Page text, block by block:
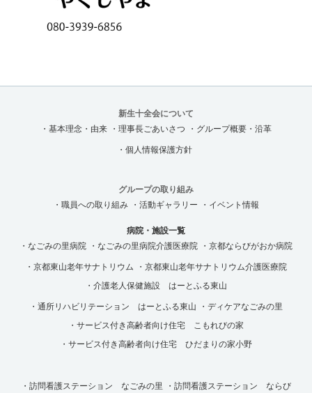
新生十全会について
・基本理念・由来
・理事長ごあいさつ ・グループ概要・沿革
・個人情報保護方針
グループの取り組み
・職員への取り組み
・活動ギャラリー ・イベント情報
病院・施設一覧
・なごみの里病院
・なごみの里病院介護医療院 ・京都ならびがおか病院
・京都東山老年サナトリウム
・京都東山老年サナトリウム介護医療院
・介護老人保健施設 はーとふる東山
・通所リハビリテーション はーとふる東山
・ディケアなごみの里
・サービス付き高齢者向け住宅 こもれびの家
・サービス付き高齢者向け住宅 ひだまりの家小野
・訪問看護ステーション なごみの里 ・訪問看護ステーション ならび